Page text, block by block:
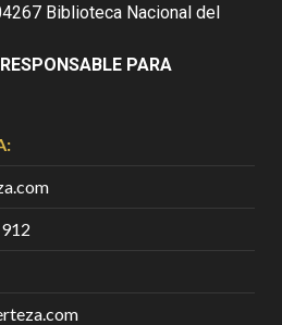
Biblioteca Nacional del
PARA